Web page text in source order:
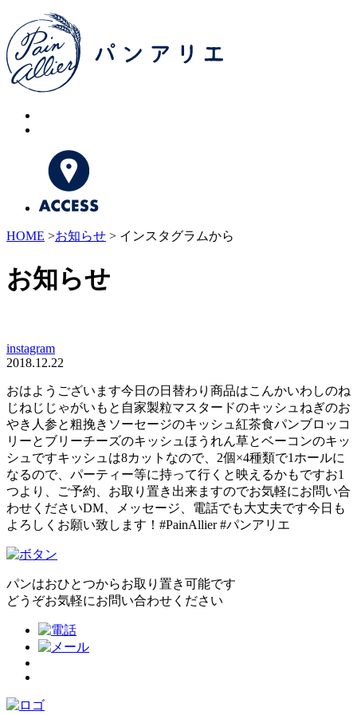
HOME >お知らせ > インスタグラムから
お知らせ
instagram
2018.12.22
おはようございます今日の日替わり商品はこんかいわしのね
じねじじゃがいもと自家製粒マスタードのキッシュねぎのお
やき人参と粗挽きソーセージのキッシュ紅茶食パンブロッコ
リーとブリーチーズのキッシュほうれん草とベーコンのキッ
シュですキッシュは8カットなので、2個×4種類で1ホールに
なるので、パーティー等に持って行くと映えるかもですお1
つより、ご予約、お取り置き出来ますのでお気軽にお問い合
わせくださいDM、メッセージ、電話でも大丈夫です今日も
よろしくお願い致します！#PainAllier #パンアリエ
パンはおひとつからお取り置き可能です
どうぞお気軽にお問い合わせください